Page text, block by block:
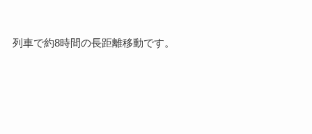
列車で約8時間の長距離移動です。